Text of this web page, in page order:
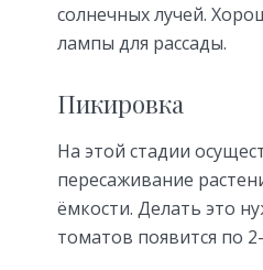
солнечных лучей.
лампы для рассады.
Пикировка
На этой стадии
пересаживание
ёмкости. Делать это
томатов появится по